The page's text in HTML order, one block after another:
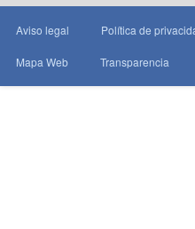
Aviso legal Política de
Mapa Web Transparencia